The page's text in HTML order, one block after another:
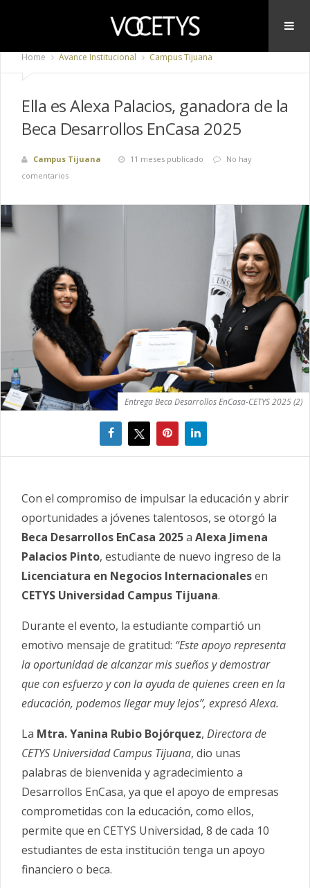
Home Avance Institucional Campus Tijuana
Ella es Alexa Palacios, ganadora de la
Beca Desarrollos EnCasa 2025
Campus Tijuana 11 meses publicado
No hay
comentarios
Entrega Beca Desarrollos EnCasa-CETYS 2025 (2)
Con el compromiso de impulsar la educación y abrir
oportunidades a jóvenes talentosos, se otorgó la
Beca Desarrollos EnCasa 2025a Alexa Jimena
Palacios Pinto, estudiante de nuevo ingreso de la
Licenciatura en Negocios Internacionalesen
CETYS Universidad Campus Tijuana.
Durante el evento, la estudiante compartió un
emotivo mensaje de gratitud: “Este apoyo representa
la oportunidad de alcanzar mis sueños y demostrar
que con esfuerzo y con la ayuda de quienes creen en la
educación, podemos llegar muy lejos”, expresó Alexa.
La Mtra. Yanina Rubio Bojórquez, Directora de
CETYS Universidad Campus Tijuana, dio unas
palabras de bienvenida y agradecimiento a
Desarrollos EnCasa, ya que el apoyo de empresas
comprometidas con la educación, como ellos,
permite que en CETYS Universidad, 8 de cada 10
estudiantes de esta institución tenga un apoyo
financiero o beca.